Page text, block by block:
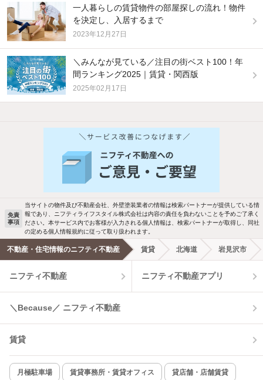
一人暮らしの賃貸物件の部屋探しの流れ！物件
を決定し、入居するまで
2023年12月27日
＼みんなが見ている／注目の街ベスト100！年
間ランキング2025｜賃貸・関西版
2025年02月17日
他の人はこんな条件で絞り込んでいます！
バス・トイレ別 2階以上
洗濯機置場あり 独立洗面台
エアコンあり 都市ガス
温水洗浄便座 オートロック
コンロ2口以上
新着のみ インターネット無料
免責
事項
当サイトの物件及び不動産会社、外壁塗装業者の情報は検索パートナーが提供している情
報であり、ニフティライフスタイル株式会社は内容の責任を負わないことを予めご了承く
ださい。本サービス内でお客様が入力される個人情報は、検索パートナーが取得し、同社
の定める個人情報規約に従って取り扱われます。
不動産・住宅情報のニフティ不動産 賃貸 北海道 岩見沢市
ニフティ不動産 ニフティ不動産アプリ
＼Because／ ニフティ不動産
賃貸
月極駐車場 賃貸事務所・賃貸オフィス 貸店舗・店舗賃貸